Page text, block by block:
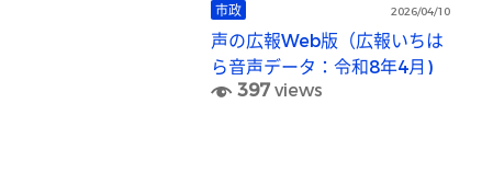
市政 2026/04/10
声の広報Web版（広報いちは
ら音声データ：令和8年4月)
397views